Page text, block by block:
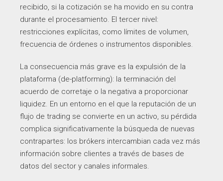
recibido, si la cotización se ha movido en su contra
durante el procesamiento. El tercer nivel:
restricciones explícitas, como límites de volumen,
frecuencia de órdenes o instrumentos disponibles.
La consecuencia más grave es la expulsión de la
plataforma (de-platforming): la terminación del
acuerdo de corretaje o la negativa a proporcionar
liquidez. En un entorno en el que la reputación de un
flujo de trading se convierte en un activo, su pérdida
complica significativamente la búsqueda de nuevas
contrapartes: los brókers intercambian cada vez más
información sobre clientes a través de bases de
datos del sector y canales informales.